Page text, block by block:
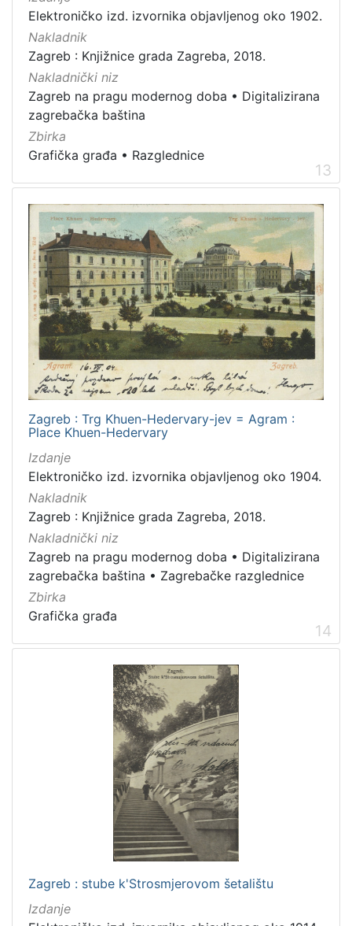
Elektroničko izd. izvornika objavljenog oko 1902.
Nakladnik
Zagreb : Knjižnice grada Zagreba, 2018.
Nakladnički niz
Zagreb na pragu modernog doba • Digitalizirana
zagrebačka baština
Zbirka
Grafička građa • Razglednice
13
Zagreb : Trg Khuen-Hedervary-jev = Agram :
Place Khuen-Hedervary
Izdanje
Elektroničko izd. izvornika objavljenog oko 1904.
Nakladnik
Zagreb : Knjižnice grada Zagreba, 2018.
Nakladnički niz
Zagreb na pragu modernog doba • Digitalizirana
zagrebačka baština • Zagrebačke razglednice
Zbirka
Grafička građa
14
Zagreb : stube k'Strosmjerovom šetalištu
Izdanje